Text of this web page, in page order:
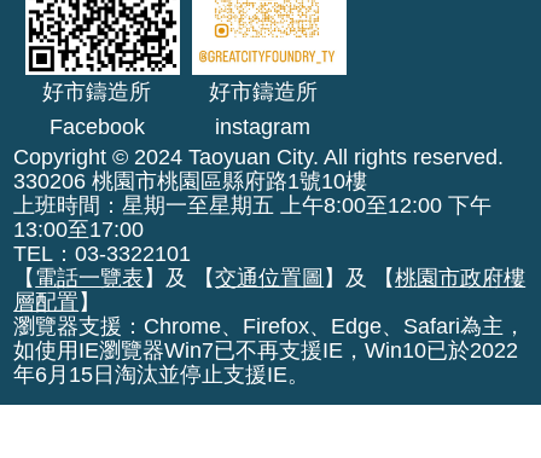
訊
錄
資
訊
便
民
服
務
政
好市鑄造所
Facebook
好市鑄造所
instagram
Copyright © 2024 Taoyuan City. All rights reserved.
330206 桃園市桃園區縣府路1號10樓
上班時間：星期一至星期五 上午8:00至12:00 下午
13:00至17:00
TEL：03-3322101
【 電話一覽表 】及 【交通位置圖 】及 【桃園市政府樓
層配置 】
瀏覽器支援：Chrome、Firefox、Edge、Safari為主，
如使用IE瀏覽器Win7已不再支援IE，Win10已於2022
年6月15日淘汰並停止支援IE。